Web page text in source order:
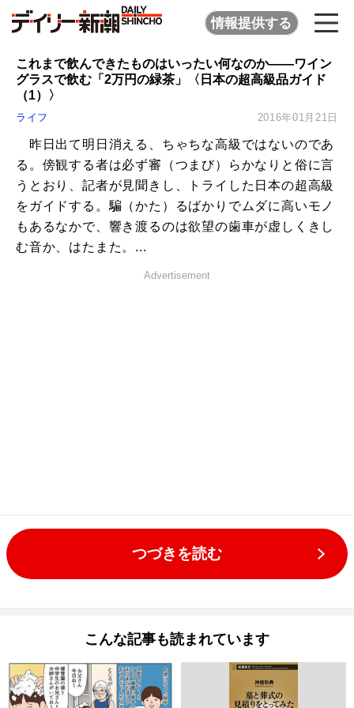
情報提供する
これまで飲んできたものはいったい何なのか――ワイン
グラスで飲む「2万円の緑茶」〈日本の超高級品ガイド
（1）〉
ライフ 2016年01月21日
昨日出て明日消える、ちゃちな高級ではないのであ
る。傍観する者は必ず審（つまび）らかなりと俗に言
うとおり、記者が見聞きし、トライした日本の超高級
をガイドする。騙（かた）るばかりでムダに高いモノ
もあるなかで、響き渡るのは欲望の歯車が虚しくきし
む音か、はたまた。...
Advertisement
つづきを読む
こんな記事も読まれています